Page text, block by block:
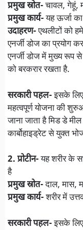
प्रमुख स्रोत-चावल, गेहूं,
प्रमुख कार्य-यह ऊर्जा
उदाहरण-एथलीटों को
एनर्जी डोज का प्रयोग
एनर्जी डोज में मुख्य रूप से
को बरकरार रखता है.
सरकारी पहल-इसके
महत्वपूर्ण योजना की
जाना जाता है मिड डे
कार्बोहाइड्रेट से युक्त
2. प्रोटीन-यह शरीर के
है
प्रमुख स्रोत-दाल, मास,
प्रमुख कार्य-शरीर में
सरकारी पहल-इसके लिए